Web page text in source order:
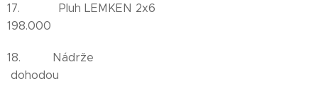
17. Pluh LEMKEN 2x6
198.000
18. Nádrže
dohodou